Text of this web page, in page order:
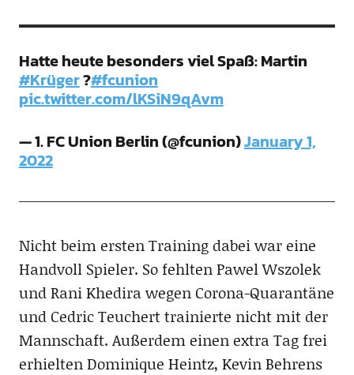
Hatte heute besonders viel Spaß: Martin
#Krüger?#fcunion
pic.twitter.com/lKSiN9qAvm
— 1. FC Union Berlin (@fcunion)January 1,
2022
Nicht beim ersten Training dabei war eine
Handvoll Spieler. So fehlten Pawel Wszolek
und Rani Khedira wegen Corona-Quarantäne
und Cedric Teuchert trainierte nicht mit der
Mannschaft. Außerdem einen extra Tag frei
erhielten Dominique Heintz, Kevin Behrens